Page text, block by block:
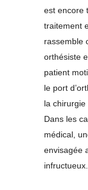
est encore
traitement
rassemble
orthésiste
patient
le port
la chirurgie
Dans les
médical,
envisagée
infructueux.